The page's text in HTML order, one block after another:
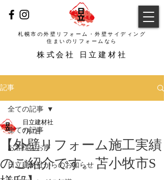
札幌市の外壁リフォーム・外壁サイディング
​株式会社 日立建材社
​住まいのリフォームなら
記事
全ての記事
お客様のお声
日立建材社からのお知らせ
全ての記事
【外壁リフォーム施工実績
のご紹介です。苫小牧市S
日立建材社
7月7日